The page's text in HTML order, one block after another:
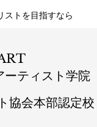
ストを目指すなら
ーティスト学院
協会本部認定校